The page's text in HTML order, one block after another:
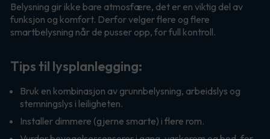
Belysning gir ikke bare atmosfære, det er en viktig del av
funksjon og komfort. Derfor velger flere og flere
smartbelysning når de pusser opp, for full kontroll.
Tips til lysplanlegging:
Bruk en kombinasjon av grunnbelysning, arbeidslys og
stemningslys i leiligheten.
Installer dimmere (gjerne smarte) i flere rom.